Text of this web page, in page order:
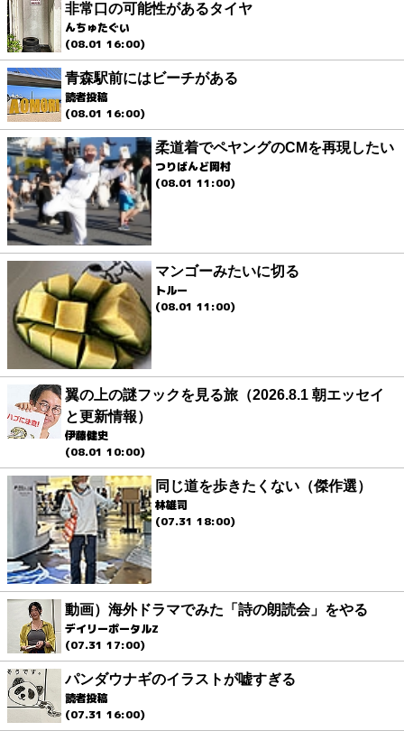
非常口の可能性があるタイヤ
んちゅたぐい
(08.01 16:00)
青森駅前にはビーチがある
読者投稿
(08.01 16:00)
柔道着でペヤングのCMを再現したい
つりばんど岡村
(08.01 11:00)
マンゴーみたいに切る
トルー
(08.01 11:00)
翼の上の謎フックを見る旅（2026.8.1 朝エッセイ
と更新情報）
伊藤健史
(08.01 10:00)
同じ道を歩きたくない（傑作選）
林雄司
(07.31 18:00)
動画）海外ドラマでみた「詩の朗読会」をやる
デイリーポータルZ
(07.31 17:00)
パンダウナギのイラストが嘘すぎる
読者投稿
(07.31 16:00)